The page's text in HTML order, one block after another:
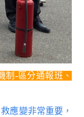
制-區分通報班、
應變非常重要，